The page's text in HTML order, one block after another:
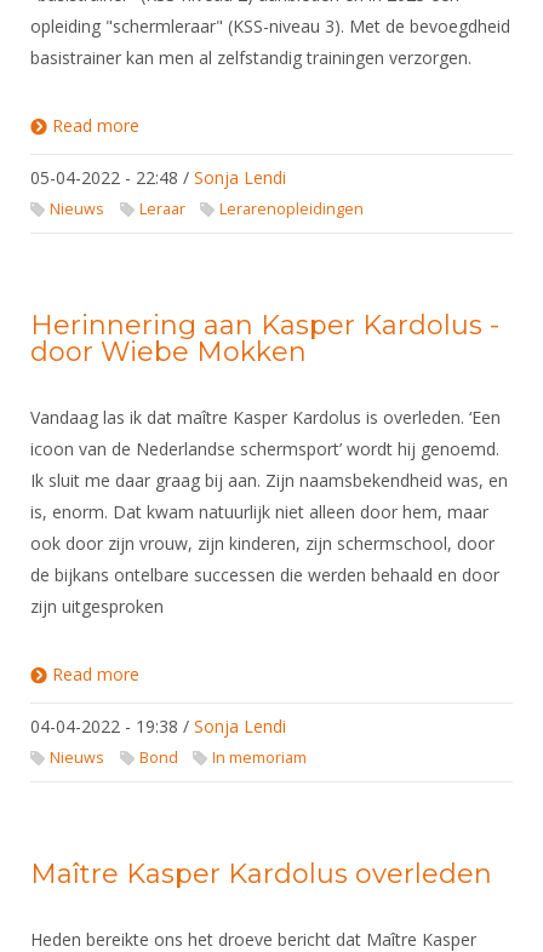
Nieuws
Verenigingsondersteuning
Witte Vlekkenplan
JEC
Veteranenwedstrijden
Wedstrijdorganisatie
Nieuws
Aanvragen van scheidsrechters
Import inschrijvingen uit Nahouw
Verwerk wedstrijduitslagen
Promotie en logo
Geschiedenis van het schermen
Scheidsrechterslijst
Scheidsrechter Documentatie
Tuchtzaken
Archief
ALV
opleiding "schermleraar" (KSS-niveau 3). Met de bevoegdheid
basistrainer kan men al zelfstandig trainingen verzorgen.
Read more
05-04-2022 - 22:48 / Sonja Lendi
Nieuws Leraar Lerarenopleidingen
Herinnering aan Kasper Kardolus -
door Wiebe Mokken
Vandaag las ik dat maître Kasper Kardolus is overleden. ‘Een
icoon van de Nederlandse schermsport’ wordt hij genoemd.
Ik sluit me daar graag bij aan. Zijn naamsbekendheid was, en
is, enorm. Dat kwam natuurlijk niet alleen door hem, maar
ook door zijn vrouw, zijn kinderen, zijn schermschool, door
de bijkans ontelbare successen die werden behaald en door
zijn uitgesproken
Read more
04-04-2022 - 19:38 / Sonja Lendi
Nieuws Bond In memoriam
Maître Kasper Kardolus overleden
Heden bereikte ons het droeve bericht dat Maître Kasper